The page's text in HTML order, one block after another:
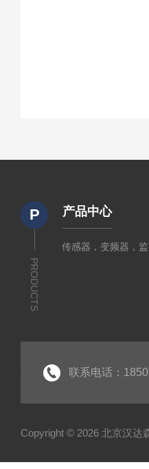
P
PRODUCTS
产品中心
传感器，变频器，
联系电话：
Copyright © 2026 北京汉